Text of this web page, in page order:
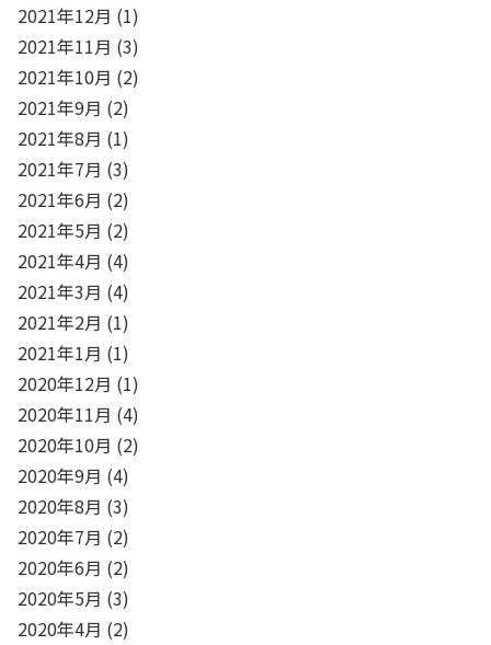
2021年12月 (1)
2021年11月 (3)
2021年10月 (2)
2021年9月 (2)
2021年8月 (1)
2021年7月 (3)
2021年6月 (2)
2021年5月 (2)
2021年4月 (4)
2021年3月 (4)
2021年2月 (1)
2021年1月 (1)
2020年12月 (1)
2020年11月 (4)
2020年10月 (2)
2020年9月 (4)
2020年8月 (3)
2020年7月 (2)
2020年6月 (2)
2020年5月 (3)
2020年4月 (2)